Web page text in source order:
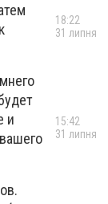
и
18:22
31 липня
15:42
31 липня